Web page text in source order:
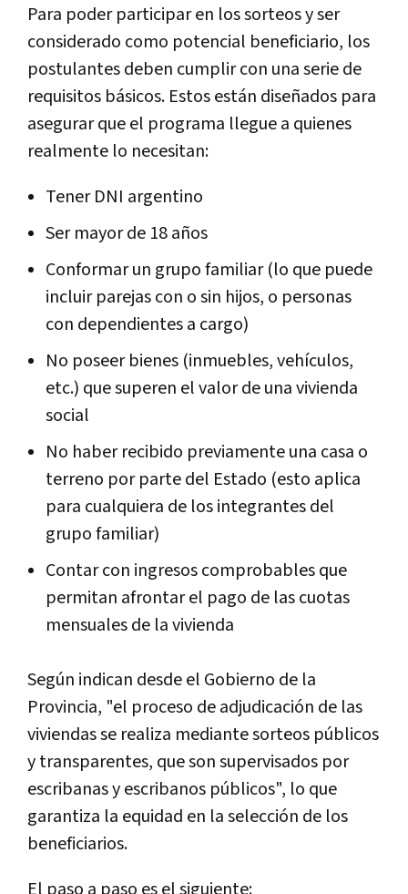
Para poder participar en los sorteos y ser
considerado como potencial beneficiario, los
postulantes deben cumplir con una serie de
requisitos básicos. Estos están diseñados para
asegurar que el programa llegue a quienes
realmente lo necesitan:
Tener DNI argentino
Ser mayor de 18 años
Conformar un grupo familiar (lo que puede
incluir parejas con o sin hijos, o personas
con dependientes a cargo)
No poseer bienes (inmuebles, vehículos,
etc.) que superen el valor de una vivienda
social
No haber recibido previamente una casa o
terreno por parte del Estado (esto aplica
para cualquiera de los integrantes del
grupo familiar)
Contar con ingresos comprobables que
permitan afrontar el pago de las cuotas
mensuales de la vivienda
Según indican desde el Gobierno de la
Provincia, "el proceso de adjudicación de las
viviendas se realiza mediante sorteos públicos
y transparentes, que son supervisados por
escribanas y escribanos públicos", lo que
garantiza la equidad en la selección de los
beneficiarios.